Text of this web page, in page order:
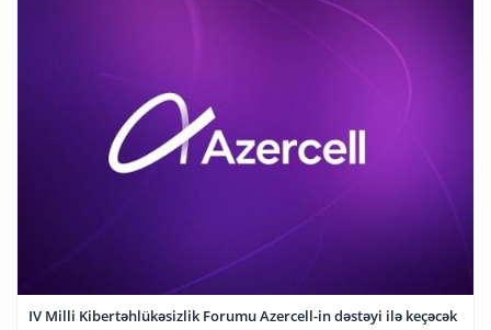
IV Milli Kibertəhlükəsizlik Forumu Azercell-in dəstəyi ilə keçəcək